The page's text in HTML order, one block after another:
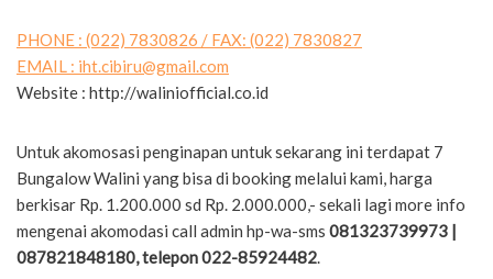
PHONE : (022) 7830826 / FAX: (022) 7830827
EMAIL : iht.cibiru@gmail.com
Website : http://waliniofficial.co.id
Untuk akomosasi penginapan untuk sekarang ini terdapat 7
Bungalow Walini yang bisa di booking melalui kami, harga
berkisar Rp. 1.200.000 sd Rp. 2.000.000,- sekali lagi more info
mengenai akomodasi call admin hp-wa-sms 081323739973 |
087821848180, telepon 022-85924482.